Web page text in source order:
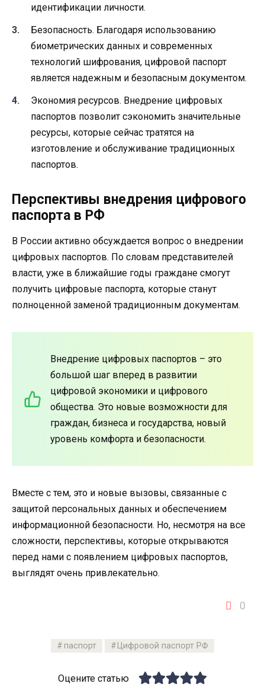
идентификации личности.
Безопасность. Благодаря использованию
биометрических данных и современных
технологий шифрования, цифровой паспорт
является надежным и безопасным документом.
Экономия ресурсов. Внедрение цифровых
паспортов позволит сэкономить значительные
ресурсы, которые сейчас тратятся на
изготовление и обслуживание традиционных
паспортов.
Перспективы внедрения цифрового
паспорта в РФ
В России активно обсуждается вопрос о внедрении
цифровых паспортов. По словам представителей
власти, уже в ближайшие годы граждане смогут
получить цифровые паспорта, которые станут
полноценной заменой традиционным документам.
Внедрение цифровых паспортов – это
большой шаг вперед в развитии
цифровой экономики и цифрового
общества. Это новые возможности для
граждан, бизнеса и государства, новый
уровень комфорта и безопасности.
Вместе с тем, это и новые вызовы, связанные с
защитой персональных данных и обеспечением
информационной безопасности. Но, несмотря на все
сложности, перспективы, которые открываются
перед нами с появлением цифровых паспортов,
выглядят очень привлекательно.
0
паспорт Цифровой паспорт РФ
Оцените статью